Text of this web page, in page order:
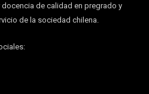
de calidad en pregrado y
de la sociedad chilena.